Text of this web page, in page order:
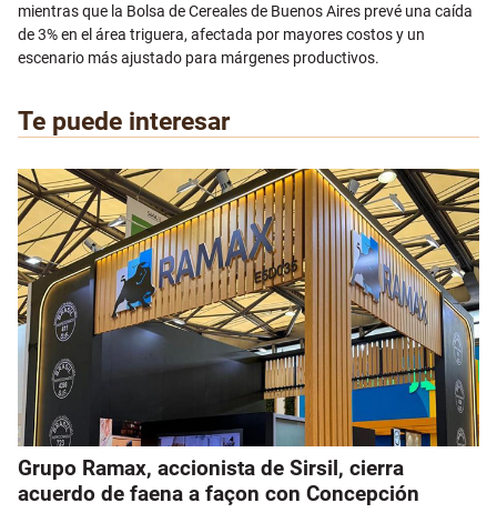
mientras que la Bolsa de Cereales de Buenos Aires prevé una caída
de 3% en el área triguera, afectada por mayores costos y un
escenario más ajustado para márgenes productivos.
Te puede interesar
Grupo Ramax, accionista de Sirsil, cierra
acuerdo de faena a façon con Concepción